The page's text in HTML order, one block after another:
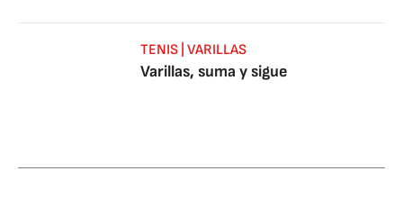
TENIS | VARILLAS
Varillas, suma y sigue